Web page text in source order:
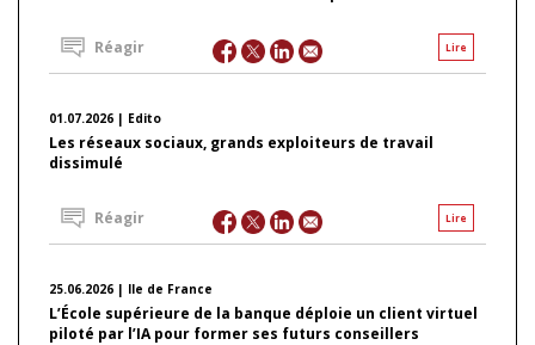
Lire
Réagir
01.07.2026 | Edito
Les réseaux sociaux, grands exploiteurs de travail
dissimulé
Lire
Réagir
25.06.2026 | Ile de France
L’École supérieure de la banque déploie un client virtuel
piloté par l’IA pour former ses futurs conseillers